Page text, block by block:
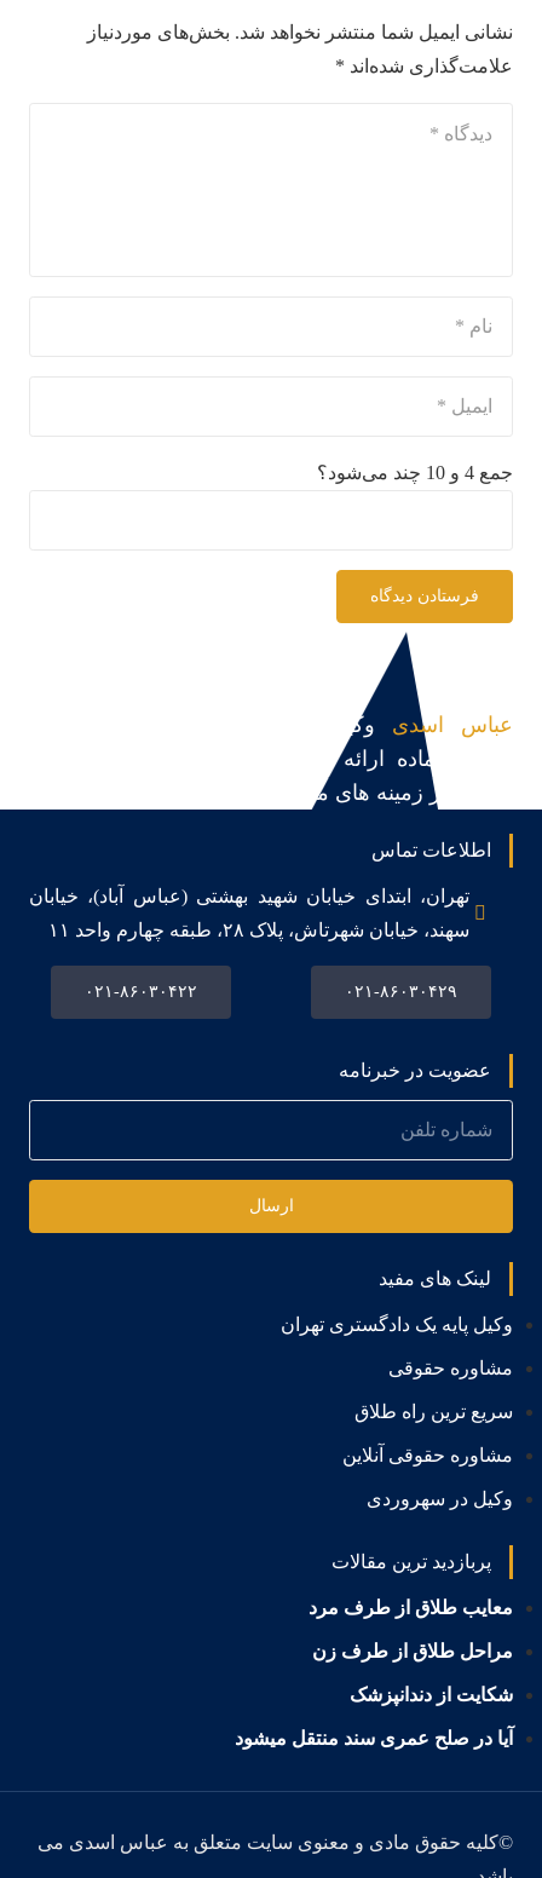
نشانی ایمیل شما منتشر نخواهد شد. بخش‌های موردنیاز
علامت‌گذاری شده‌اند *
جمع 4 و 10 چند می‌شود؟
فرستادن دیدگاه
عباس اسدی وکیل پایه یک دادگستری و مشاور
حقوقی،آماده ارائه مشاوره حقوقی، قبول و پیگیری
پرونده در زمینه های مختلف می باشد.
اطلاعات تماس
تهران، ابتدای خیابان شهید بهشتی (عباس آباد)، خیابان
سهند، خیابان شهرتاش، پلاک ۲۸، طبقه چهارم واحد ۱۱
۰۲۱-۸۶۰۳۰۴۲۹ ۰۲۱-۸۶۰۳۰۴۲۲
عضویت در خبرنامه
ارسال
لینک های مفید
وکیل پایه یک دادگستری تهران
مشاوره حقوقی
سریع ترین راه طلاق
مشاوره حقوقی آنلاین
وکیل در سهروردی
پربازدید ترین مقالات
معایب طلاق از طرف مرد
مراحل طلاق از طرف زن
شکایت از دندانپزشک
آیا در صلح عمری سند منتقل میشود
©کلیه حقوق مادی و معنوی سایت متعلق به عباس اسدی می